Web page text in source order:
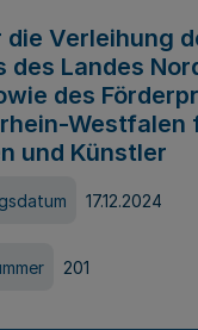
Verleihung
des Landes
des
Westfalen
und Künstler
17.12.2024
201